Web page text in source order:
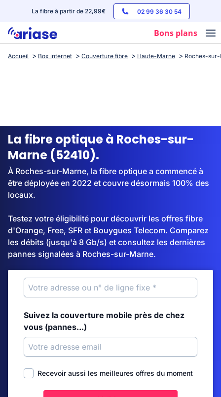
La fibre à partir de 22,99€ 02 99 36 30 54
Bons plans
Box internet
Streaming
Accueil Box internet Couverture fibre Haute-Marne Roches-
La fibre optique à Roches-sur-
Marne (52410).
À Roches-sur-Marne, la fibre optique a commencé à
être déployée en 2022 et couvre désormais 100% des
locaux.
Testez votre éligibilité pour découvrir les offres fibre
d'Orange, Free, SFR et Bouygues Telecom. Comparez
les débits (jusqu'à 8 Gb/s) et consultez les dernières
pannes signalées à Roches-sur-Marne.
Suivez la couverture mobile près de chez
vous (pannes...)
Recevoir aussi les meilleures offres du moment